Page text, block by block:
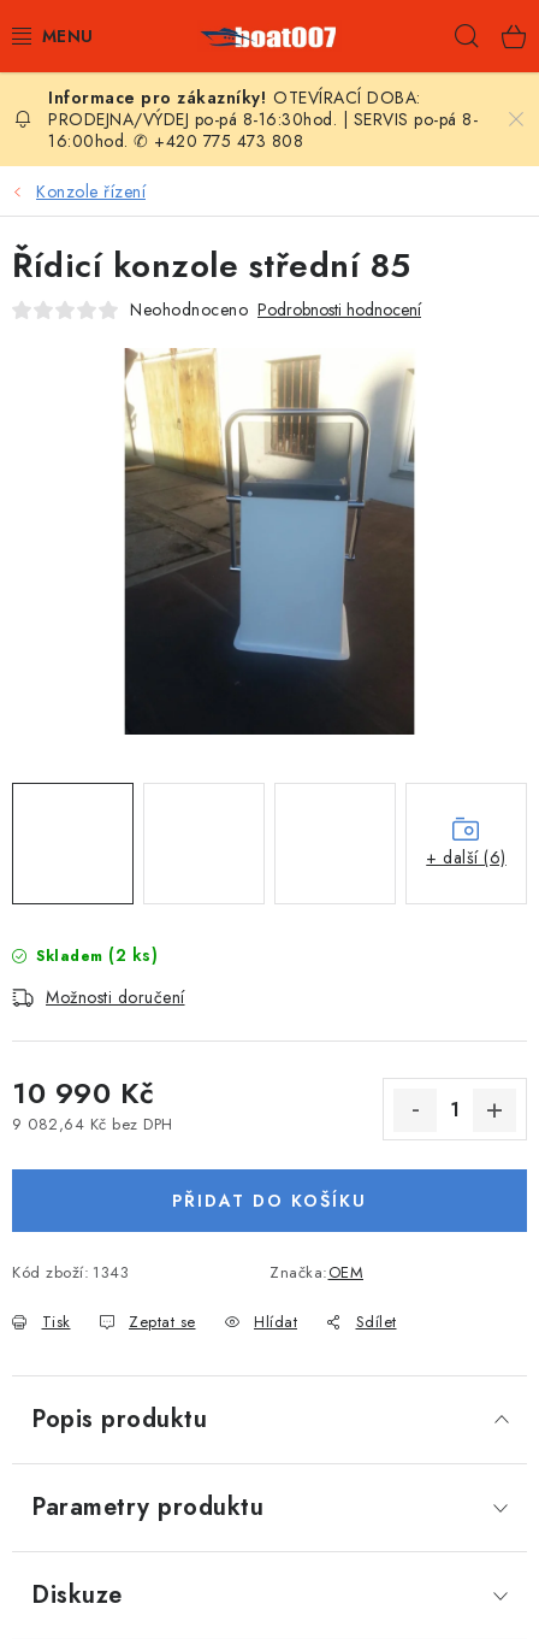
na
E-SHOP
AKČNÍ SLEVY
LODNÍ MOTORY
NAFUKOVACÍ ČLUNY
MOTOROVÉ ČLUNY
PRAMICE A MOTOROVÉ VESLICE
HLINÍKOVÉ ČLUNY
KAJAKY, KÁNOE A RAFTY
KATAMARÁNY - PONTON BOAT
VODNÍ SPORTY
PŘÍSLUŠENSTVÍ K ČLUNŮM
PŘÍSLUŠENSTVÍ K MOTORŮM
Doprava a platba Servis
Obchodní podmínky
Podmínky ochrany osobních údajů
OTEVÍRACÍ DOBA:
PRODEJNA/VÝDEJ po-pá 8-16:30hod. | SERVIS po-pá 8-
16:00hod. ✆ +420 775 473 808
Konzole řízení
Skladem (2 ks)
Možnosti doručení
10 990 Kč
9 082,64 Kč bez DPH
PŘIDAT DO KOŠÍKU
Kód zboží: 1343 Značka:OEM
Tisk Zeptat se Hlídat Sdílet
Řídicí konzole střední 85
Neohodnoceno Podrobnosti hodnocení
+ další (6)
Popis produktu
Parametry produktu
Diskuze